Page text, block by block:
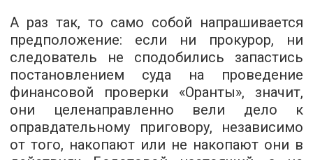
А раз так, то само собой напрашивается
предположение: если ни прокурор, ни
следователь не сподобились запастись
постановлением суда на проведение
финансовой проверки «Оранты», значит,
они целенаправленно вели дело к
оправдательному приговору, независимо
от того, накопают или не накопают они в